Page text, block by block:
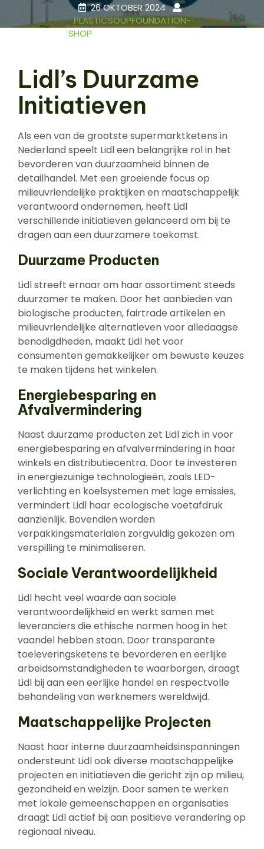
26 OKTOBER 2024
PLASTICSOUPFOUNDATION-
SHOP
Lidl’s Duurzame
Initiatieven
Als een van de grootste supermarktketens in
Nederland speelt Lidl een belangrijke rol in het
bevorderen van duurzaamheid binnen de
detailhandel. Met een groeiende focus op
milieuvriendelijke praktijken en maatschappelijk
verantwoord ondernemen, heeft Lidl
verschillende initiatieven gelanceerd om bij te
dragen aan een duurzamere toekomst.
Duurzame Producten
Lidl streeft ernaar om haar assortiment steeds
duurzamer te maken. Door het aanbieden van
biologische producten, fairtrade artikelen en
milieuvriendelijke alternatieven voor alledaagse
benodigdheden, maakt Lidl het voor
consumenten gemakkelijker om bewuste keuzes
te maken tijdens het winkelen.
Energiebesparing en
Afvalvermindering
Naast duurzame producten zet Lidl zich in voor
energiebesparing en afvalvermindering in haar
winkels en distributiecentra. Door te investeren
in energiezuinige technologieën, zoals LED-
verlichting en koelsystemen met lage emissies,
vermindert Lidl haar ecologische voetafdruk
aanzienlijk. Bovendien worden
verpakkingsmaterialen zorgvuldig gekozen om
verspilling te minimaliseren.
Sociale Verantwoordelijkheid
Lidl hecht veel waarde aan sociale
verantwoordelijkheid en werkt samen met
leveranciers die ethische normen hoog in het
vaandel hebben staan. Door transparante
toeleveringsketens te bevorderen en eerlijke
arbeidsomstandigheden te waarborgen, draagt
Lidl bij aan een eerlijke handel en respectvolle
behandeling van werknemers wereldwijd.
Maatschappelijke Projecten
Naast haar interne duurzaamheidsinspanningen
ondersteunt Lidl ook diverse maatschappelijke
projecten en initiatieven die gericht zijn op milieu,
gezondheid en welzijn. Door samen te werken
met lokale gemeenschappen en organisaties
draagt Lidl actief bij aan positieve verandering op
regionaal niveau.